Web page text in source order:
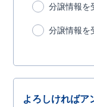
分譲情報を
分譲情報を
よろしければア